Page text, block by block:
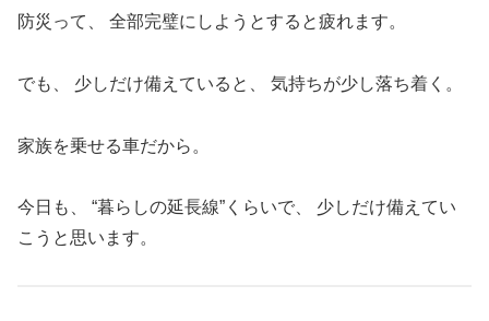
防災って、 全部完璧にしようとすると疲れます。
でも、 少しだけ備えていると、 気持ちが少し落ち着く。
家族を乗せる車だから。
今日も、 “暮らしの延長線”くらいで、 少しだけ備えてい
こうと思います。